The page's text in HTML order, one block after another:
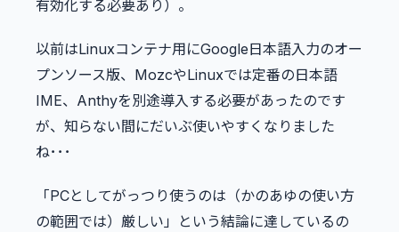
有効化する必要あり）。
以前はLinuxコンテナ用にGoogle日本語入力のオー
プンソース版、MozcやLinuxでは定番の日本語
IME、Anthyを別途導入する必要があったのです
が、知らない間にだいぶ使いやすくなりました
ね･･･
「PCとしてがっつり使うのは（かのあゆの使い方
の範囲では）厳しい」という結論に達しているの